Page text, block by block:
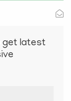
get latest